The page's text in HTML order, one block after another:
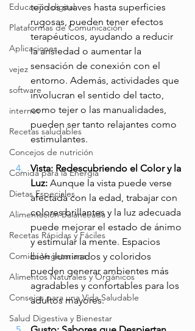
Educación digital
Plataformas de Comunicación
Aplicaciones
vejez
software
internet
Recetas saludables
Concejos de nutrición
Comida para la Energía
Dietas Especiales
Alimentación Balanceada
Recetas Rápidas y Fáciles
Comida Vegetariana
Alimentos Naturales y Orgánicos
Consejos para una Vida Saludable
Salud Digestiva y Bienestar
tejidos suaves hasta superficies
rugosas, pueden tener efectos
terapéuticos, ayudando a reducir
la ansiedad o aumentar la
sensación de conexión con el
entorno. Además, actividades que
involucran el sentido del tacto,
como tejer o las manualidades,
pueden ser tanto relajantes como
estimulantes.
Vista: Redescubriendo el Color y la
Luz: Aunque la vista puede verse
afectada con la edad, trabajar con
colores brillantes y la luz adecuada
puede mejorar el estado de ánimo
y estimular la mente. Espacios
bien iluminados y coloridos
pueden generar ambientes más
agradables y confortables para los
adultos mayores.